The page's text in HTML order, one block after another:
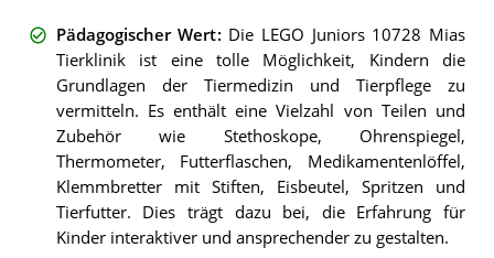
Pädagogischer Wert: Die LEGO Juniors 10728 Mias
Tierklinik ist eine tolle Möglichkeit, Kindern die
Grundlagen der Tiermedizin und Tierpflege zu
vermitteln. Es enthält eine Vielzahl von Teilen und
Zubehör wie Stethoskope, Ohrenspiegel,
Thermometer, Futterflaschen, Medikamentenlöffel,
Klemmbretter mit Stiften, Eisbeutel, Spritzen und
Tierfutter. Dies trägt dazu bei, die Erfahrung für
Kinder interaktiver und ansprechender zu gestalten.